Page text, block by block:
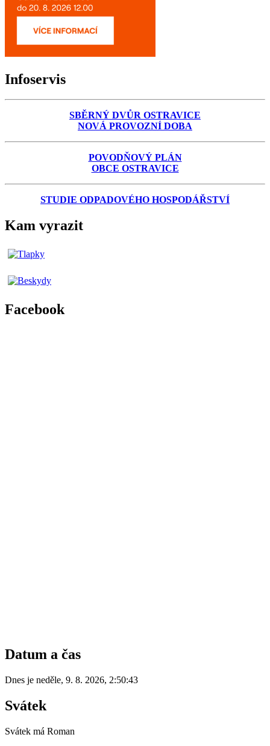
Infoservis
SBĚRNÝ DVŮR OSTRAVICE
NOVÁ PROVOZNÍ DOBA
POVODŇOVÝ PLÁN
OBCE OSTRAVICE
STUDIE ODPADOVÉHO HOSPODÁŘSTVÍ
Kam vyrazit
Facebook
Datum a čas
Dnes je neděle, 9. 8. 2026, 2:50:43
Svátek
Svátek má Roman